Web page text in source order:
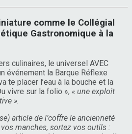
comme le Collégial
Gastronomique à la
culinaires, le universel AVEC
événement la Barque Réflexe
te placer l’eau à la bouche et la
vivre sur la folio », « une exploit
».
article de l’coffre le ancienneté
manches, sortez vos outils :